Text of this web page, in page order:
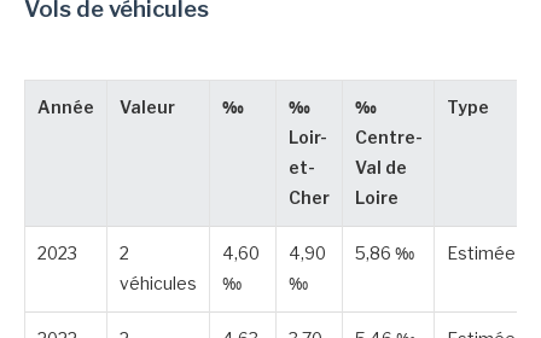
Vols de véhicules
Année Valeur ‰
‰
Loir-
et-
Cher
‰
Centre-
Val de
Loire
Type
2023
2
véhicules
4,60
‰
4,90
‰
5,86 ‰ Estimée